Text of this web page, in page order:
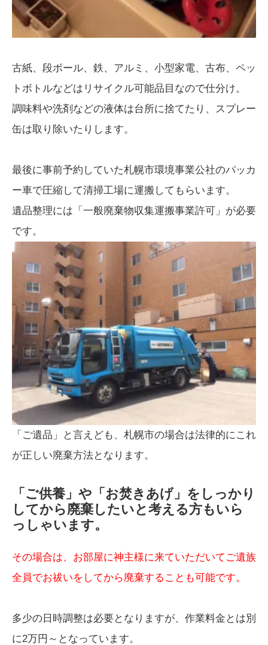
古紙、段ボール、鉄、アルミ、小型家電、古布、ペッ
トボトルなどはリサイクル可能品目なので仕分け。
調味料や洗剤などの液体は台所に捨てたり、スプレー
缶は取り除いたりします。
最後に事前予約していた札幌市環境事業公社のパッカ
ー車で圧縮して清掃工場に運搬してもらいます。
遺品整理には「一般廃棄物収集運搬事業許可」が必要
です。
「ご遺品」と言えども、札幌市の場合は法律的にこれ
が正しい廃棄方法となります。
「ご供養」や「お焚きあげ」をしっかり
してから廃棄したいと考える方もいら
っしゃいます。
その場合は、お部屋に神主様に来ていただいてご遺族
全員でお祓いをしてから廃棄することも可能です。
多少の日時調整は必要となりますが、作業料金とは別
に2万円～となっています。